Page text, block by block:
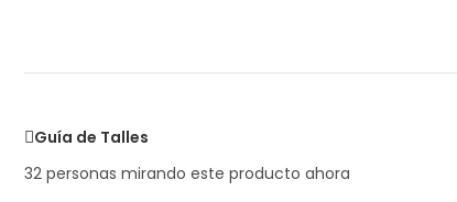
Guía de Talles
32 personas mirando este producto ahora